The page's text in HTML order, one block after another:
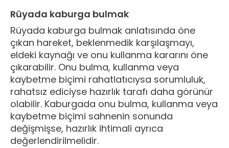
Rüyada kaburga bulmak
Rüyada kaburga bulmak anlatısında öne
çıkan hareket, beklenmedik karşılaşmayı,
eldeki kaynağı ve onu kullanma kararını öne
çıkarabilir. Onu bulma, kullanma veya
kaybetme biçimi rahatlatıcıysa sorumluluk,
rahatsız ediciyse hazırlık tarafı daha görünür
olabilir. Kaburgada onu bulma, kullanma veya
kaybetme biçimi sahnenin sonunda
değişmişse, hazırlık ihtimali ayrıca
değerlendirilmelidir.